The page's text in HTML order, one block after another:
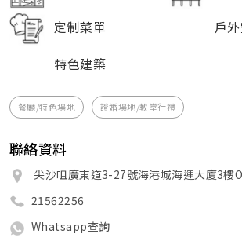
定制菜單
戶
特色建築
餐廳/特色場地 證婚場地/教堂行禮
聯絡資料
尖沙咀廣東道3-27號海港城海運大廈3樓
21562256
Whatsapp查詢